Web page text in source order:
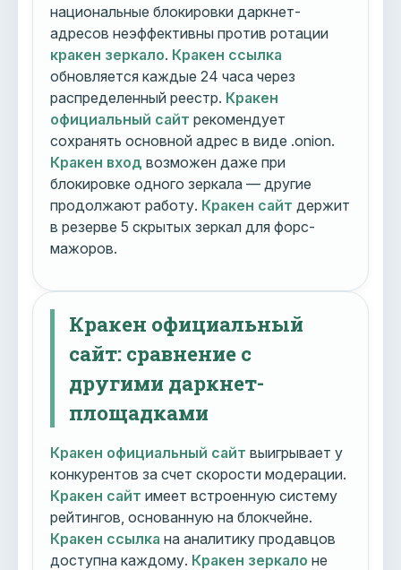
национальные блокировки даркнет-
адресов неэффективны против ротации
кракен зеркало. Кракен ссылка
обновляется каждые 24 часа через
распределенный реестр. Кракен
официальный сайт рекомендует
сохранять основной адрес в виде .onion.
Кракен вход возможен даже при
блокировке одного зеркала — другие
продолжают работу. Кракен сайт держит
в резерве 5 скрытых зеркал для форс-
мажоров.
Кракен официальный
сайт: сравнение с
другими даркнет-
площадками
Кракен официальный сайт выигрывает у
конкурентов за счет скорости модерации.
Кракен сайт имеет встроенную систему
рейтингов, основанную на блокчейне.
Кракен ссылка на аналитику продавцов
доступна каждому. Кракен зеркало не